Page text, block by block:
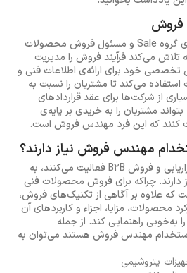
مهندس فروش یکی از اعضای گروه Sale و مسئول فروش محصولات
می‌کند فرآیند فروش را مدیریت
خود برای ارائه‌ی اطلاعات فنی و
می‌کند تا مشتریان را نسبت به
از شرکت‌ها برای عقد قراردادهای
مشتریان را به خریدی بر پایه‌ی
که این فرد مهندس فروش است.
مهندس فروش نیاز دارند؟
شرکت‌هایی که در حوزه‌ی بازاریابی و فروش B2B فعالیت می‌کنند، به
چراکه برای فروش محصولات فنی
که علاوه بر آگاهی از تکنیک‌های فروش،
محصولات، مزایا، اجزاء و کاربردهای آن
به‌خوبی راهنمایی کند. از جمله
مهندس فروش هستند می‌توان به
پتروشیمی